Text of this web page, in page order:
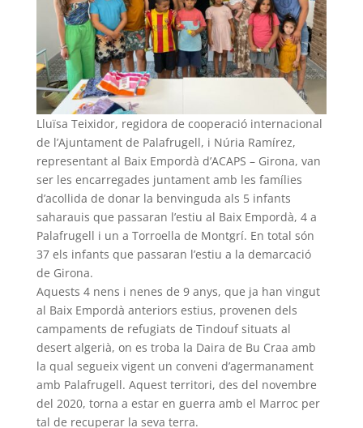
Lluïsa Teixidor, regidora de cooperació internacional
de l’Ajuntament de Palafrugell, i Núria Ramírez,
representant al Baix Empordà d’ACAPS – Girona, van
ser les encarregades juntament amb les famílies
d’acollida de donar la benvinguda als 5 infants
saharauis que passaran l’estiu al Baix Empordà, 4 a
Palafrugell i un a Torroella de Montgrí. En total són
37 els infants que passaran l’estiu a la demarcació
de Girona.
Aquests 4 nens i nenes de 9 anys, que ja han vingut
al Baix Empordà anteriors estius, provenen dels
campaments de refugiats de Tindouf situats al
desert algerià, on es troba la Daira de Bu Craa amb
la qual segueix vigent un conveni d’agermanament
amb Palafrugell. Aquest territori, des del novembre
del 2020, torna a estar en guerra amb el Marroc per
tal de recuperar la seva terra.